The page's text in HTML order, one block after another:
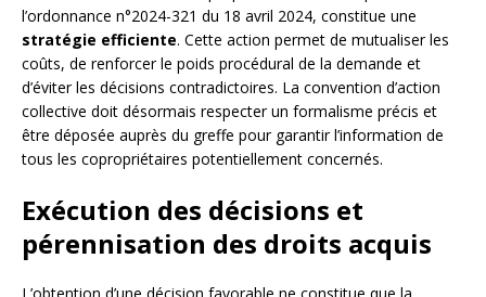
l’ordonnance n°2024-321 du 18 avril 2024, constitue une
stratégie efficiente. Cette action permet de mutualiser les
coûts, de renforcer le poids procédural de la demande et
d’éviter les décisions contradictoires. La convention d’action
collective doit désormais respecter un formalisme précis et
être déposée auprès du greffe pour garantir l’information de
tous les copropriétaires potentiellement concernés.
Exécution des décisions et
pérennisation des droits acquis
L’obtention d’une décision favorable ne constitue que la